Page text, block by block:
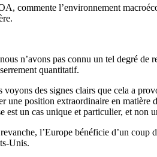
commente l’environnement
n’avons pas connu un tel degré
quantitatif.
des signes clairs que cela a
position extraordinaire en
un cas unique et particulier, et non
l’Europe bénéficie d’un
Unis.